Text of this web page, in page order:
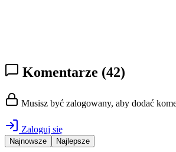
Komentarze (42)
Musisz być zalogowany, aby dodać
Zaloguj się
Najnowsze Najlepsze